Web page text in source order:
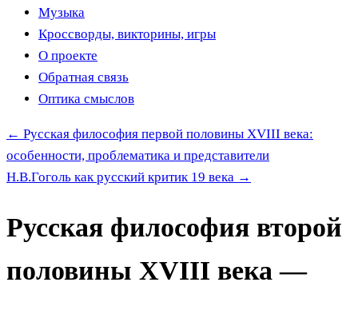
Музыка
Кроссворды, викторины, игры
О проекте
Обратная связь
Оптика смыслов
← Русская философия первой половины XVIII века:
особенности, проблематика и представители
Н.В.Гоголь как русский критик 19 века →
Русская философия второй
половины XVIII века —